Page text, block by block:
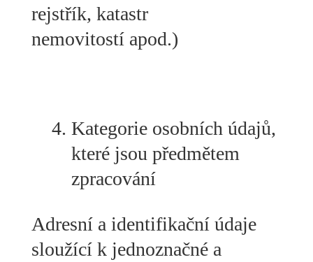
rejstřík, katastr
nemovitostí apod.)
Kategorie osobních údajů,
které jsou předmětem
zpracování
Adresní a identifikační údaje
sloužící k jednoznačné a